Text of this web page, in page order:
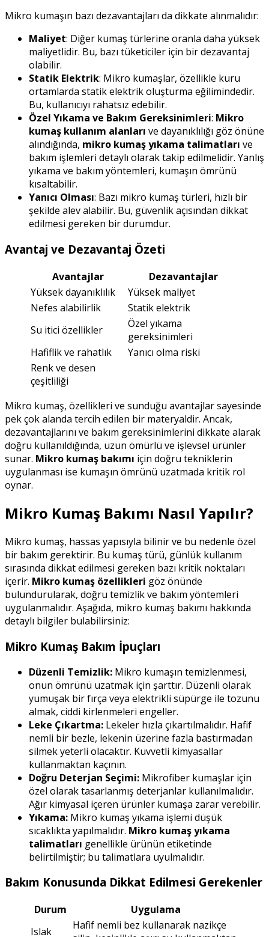
Mikro kumaşın bazı dezavantajları da dikkate alınmalıdır:
Maliyet: Diğer kumaş türlerine oranla daha yüksek
maliyetlidir. Bu, bazı tüketiciler için bir dezavantaj
olabilir.
Statik Elektrik: Mikro kumaşlar, özellikle kuru
ortamlarda statik elektrik oluşturma eğilimindedir.
Bu, kullanıcıyı rahatsız edebilir.
Özel Yıkama ve Bakım Gereksinimleri: Mikro
kumaş kullanım alanları ve dayanıklılığı göz önüne
alındığında, mikro kumaş yıkama talimatları ve
bakım işlemleri detaylı olarak takip edilmelidir. Yanlış
yıkama ve bakım yöntemleri, kumaşın ömrünü
kısaltabilir.
Yanıcı Olması: Bazı mikro kumaş türleri, hızlı bir
şekilde alev alabilir. Bu, güvenlik açısından dikkat
edilmesi gereken bir durumdur.
Avantaj ve Dezavantaj Özeti
Avantajlar
Dezavantajlar
Yüksek dayanıklılık
Yüksek maliyet
Nefes alabilirlik
Statik elektrik
Su itici özellikler
Özel yıkama
gereksinimleri
Hafiflik ve rahatlık
Yanıcı olma riski
Renk ve desen
çeşitliliği
Mikro kumaş, özellikleri ve sunduğu avantajlar sayesinde
pek çok alanda tercih edilen bir materyaldir. Ancak,
dezavantajlarını ve bakım gereksinimlerini dikkate alarak
doğru kullanıldığında, uzun ömürlü ve işlevsel ürünler
sunar. Mikro kumaş bakımı için doğru tekniklerin
uygulanması ise kumaşın ömrünü uzatmada kritik rol
oynar.
Mikro Kumaş Bakımı Nasıl Yapılır?
Mikro kumaş, hassas yapısıyla bilinir ve bu nedenle özel
bir bakım gerektirir. Bu kumaş türü, günlük kullanım
sırasında dikkat edilmesi gereken bazı kritik noktaları
içerir. Mikro kumaş özellikleri göz önünde
bulundurularak, doğru temizlik ve bakım yöntemleri
uygulanmalıdır. Aşağıda, mikro kumaş bakımı hakkında
detaylı bilgiler bulabilirsiniz:
Mikro Kumaş Bakım İpuçları
Düzenli Temizlik: Mikro kumaşın temizlenmesi,
onun ömrünü uzatmak için şarttır. Düzenli olarak
yumuşak bir fırça veya elektrikli süpürge ile tozunu
almak, ciddi kirlenmeleri engeller.
Leke Çıkartma: Lekeler hızla çıkartılmalıdır. Hafif
nemli bir bezle, lekenin üzerine fazla bastırmadan
silmek yeterli olacaktır. Kuvvetli kimyasallar
kullanmaktan kaçının.
Doğru Deterjan Seçimi: Mikrofiber kumaşlar için
özel olarak tasarlanmış deterjanlar kullanılmalıdır.
Ağır kimyasal içeren ürünler kumaşa zarar verebilir.
Yıkama: Mikro kumaş yıkama işlemi düşük
sıcaklıkta yapılmalıdır. Mikro kumaş yıkama
talimatları genellikle ürünün etiketinde
belirtilmiştir; bu talimatlara uyulmalıdır.
Bakım Konusunda Dikkat Edilmesi Gerekenler
Durum
Uygulama
Islak
Hafif nemli bez kullanarak nazikçe